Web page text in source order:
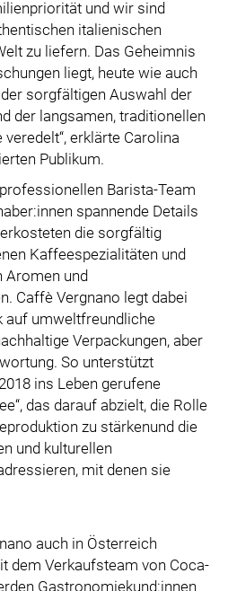
und wir sind
italienischen
zu liefern. Das Geheimnis
liegt, heute wie auch
sorgfältigen Auswahl der
der langsamen, traditionellen
erklärte Carolina
Publikum.
Barista-Team
spannende Details
die sorgfältig
Kaffeespezialitäten und
Aromen und
Caffè Vergnano legt dabei
auf umweltfreundliche
Verpackungen, aber
So unterstützt
ins Leben gerufene
das darauf abzielt, die Rolle
zu stärkenund die
und kulturellen
mit denen sie
auch in Österreich
dem Verkaufsteam von Coca-
Gastronomiekund:innen